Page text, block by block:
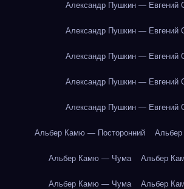
Александр Пушкин — Евгений
Александр Пушкин — Евгений
Александр Пушкин — Евгений
Александр Пушкин — Евгений
Александр Пушкин — Евгений
Альбер Камю — Посторонний
Альбер Камю — Чума Альбер
Альбер Камю — Чума Альбер